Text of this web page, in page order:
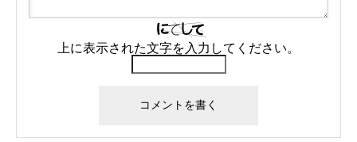
上に表示された文字を入力してください。